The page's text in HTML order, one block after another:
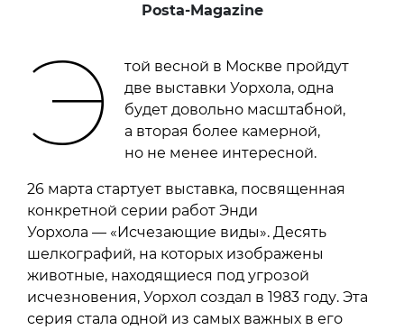
Posta-Magazine
Э
той весной в Москве пройдут
две выставки Уорхола, одна
будет довольно масштабной,
а вторая более камерной,
но не менее интересной.
26 марта стартует выставка, посвященная
конкретной серии работ Энди
Уорхола — «Исчезающие виды». Десять
шелкографий, на которых изображены
животные, находящиеся под угрозой
исчезновения, Уорхол создал в 1983 году. Эта
серия стала одной из самых важных в его